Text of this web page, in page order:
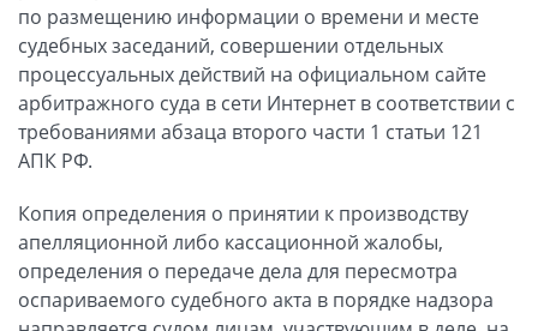
по размещению информации о времени и месте
судебных заседаний, совершении отдельных
процессуальных действий на официальном сайте
арбитражного суда в сети Интернет в соответствии с
требованиями абзаца второго части 1 статьи 121
АПК РФ.
Копия определения о принятии к производству
апелляционной либо кассационной жалобы,
определения о передаче дела для пересмотра
оспариваемого судебного акта в порядке надзора